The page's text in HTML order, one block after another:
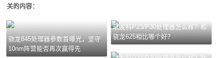
关的内容：
骁龙845处理器参数首曝光，坚守
10nm阵营能否再次赢得先
联发科P23/P30处理器怎么样？和
骁龙625相比哪个好？